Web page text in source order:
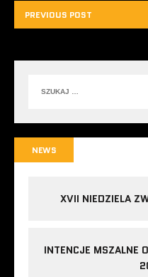
PREVIOUS POST
NEWS
XVII NIEDZIELA
INTENCJE MSZALNE